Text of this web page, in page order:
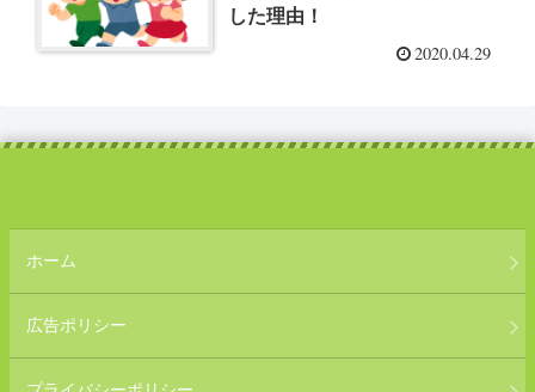
した理由！
2020.04.29
ホーム
広告ポリシー